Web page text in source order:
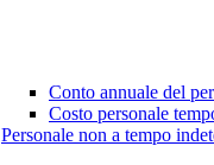
Conto annuale del
Costo personale
Personale non a tempo